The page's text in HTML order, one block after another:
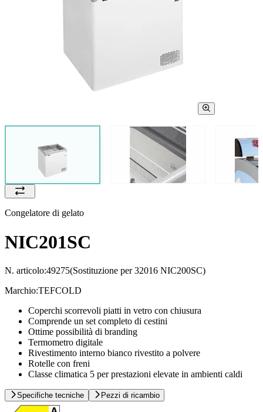
Congelatore di gelato
NIC201SC
N. articolo:49275(Sostituzione per 32016 NIC200SC)
Marchio:TEFCOLD
Coperchi scorrevoli piatti in vetro con chiusura
Comprende un set completo di cestini
Ottime possibilità di branding
Termometro digitale
Rivestimento interno bianco rivestito a polvere
Rotelle con freni
Classe climatica 5 per prestazioni elevate in ambienti caldi
Specifiche tecniche Pezzi di ricambio